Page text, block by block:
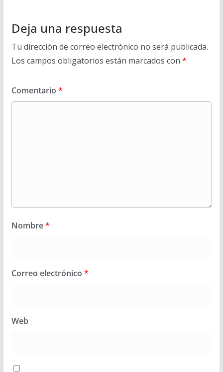
Deja una respuesta
Tu dirección de correo electrónico no será publicada.
Los campos obligatorios están marcados con *
Comentario *
Nombre*
Correo electrónico *
Web